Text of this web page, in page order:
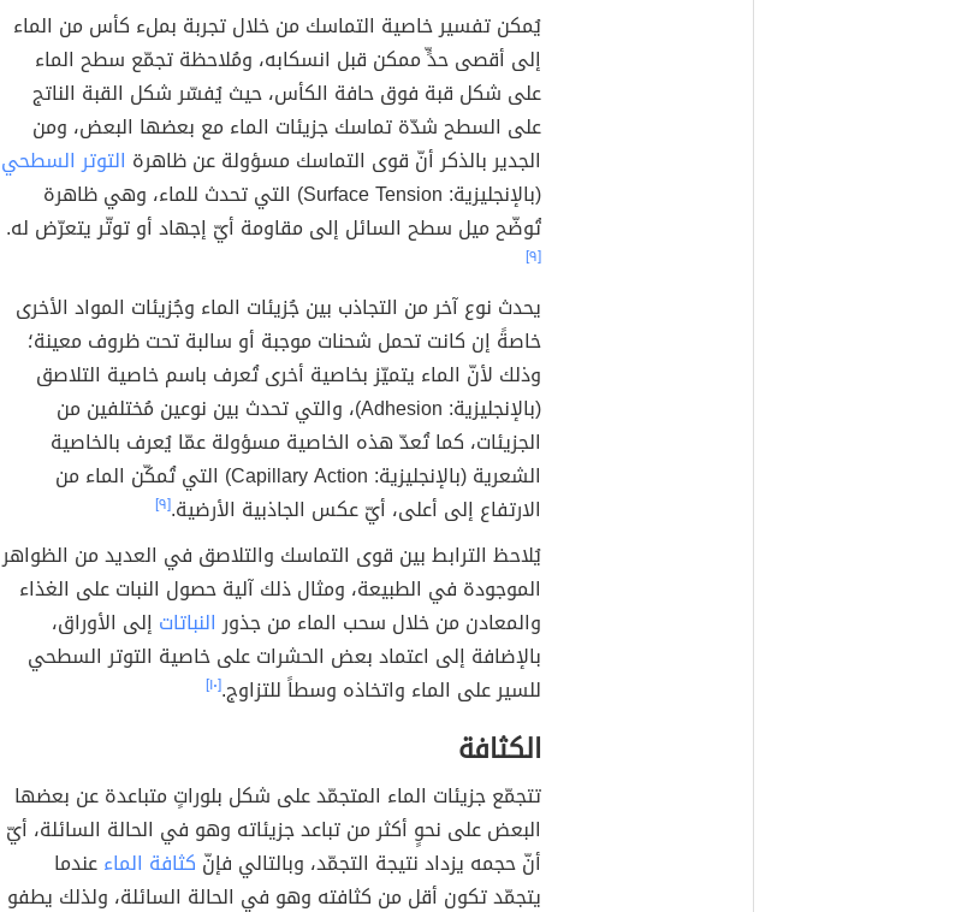
يُمكن تفسير خاصية التماسك من خلال تجربة بملء كأس من الماء
إلى أقصى حدٍّ ممكن قبل انسكابه، ومُلاحظة تجمّع سطح الماء
على شكل قبة فوق حافة الكأس، حيث يُفسّر شكل القبة الناتج
على السطح شدّة تماسك جزيئات الماء مع بعضها البعض، ومن
الجدير بالذكر أنّ قوى التماسك مسؤولة عن ظاهرة التوتر السطحي
(بالإنجليزية: Surface Tension) التي تحدث للماء، وهي ظاهرة
تُوضّح ميل سطح السائل إلى مقاومة أيّ إجهاد أو توتّر يتعرّض له.
[٩]
يحدث نوع آخر من التجاذب بين جُزيئات الماء وجُزيئات المواد الأخرى
خاصةً إن كانت تحمل شحنات موجبة أو سالبة تحت ظروف معينة؛
وذلك لأنّ الماء يتميّز بخاصية أخرى تُعرف باسم خاصية التلاصق
(بالإنجليزية: Adhesion)، والتي تحدث بين نوعين مُختلفين من
الجزيئات، كما تُعدّ هذه الخاصية مسؤولة عمّا يُعرف بالخاصية
الشعرية (بالإنجليزية: Capillary Action) التي تُمكّن الماء من
الارتفاع إلى أعلى، أيّ عكس الجاذبية الأرضية.[٩]
يُلاحظ الترابط بين قوى التماسك والتلاصق في العديد من الظواهر
الموجودة في الطبيعة، ومثال ذلك آلية حصول النبات على الغذاء
والمعادن من خلال سحب الماء من جذورالنباتات إلى الأوراق،
بالإضافة إلى اعتماد بعض الحشرات على خاصية التوتر السطحي
للسير على الماء واتخاذه وسطاً للتزاوج.[١٠]
الكثافة
تتجمّع جزيئات الماء المتجمّد على شكل بلوراتٍ متباعدة عن بعضها
البعض على نحوٍ أكثر من تباعد جزيئاته وهو في الحالة السائلة، أيّ
أنّ حجمه يزداد نتيجة التجمّد، وبالتالي فإنّ كثافة الماءعندما
يتجمّد تكون أقل من كثافته وهو في الحالة السائلة، ولذلك يطفو